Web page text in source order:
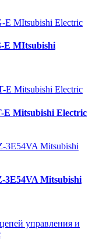
E MItsubishi
E Mitsubishi Electric
3E54VA Mitsubishi